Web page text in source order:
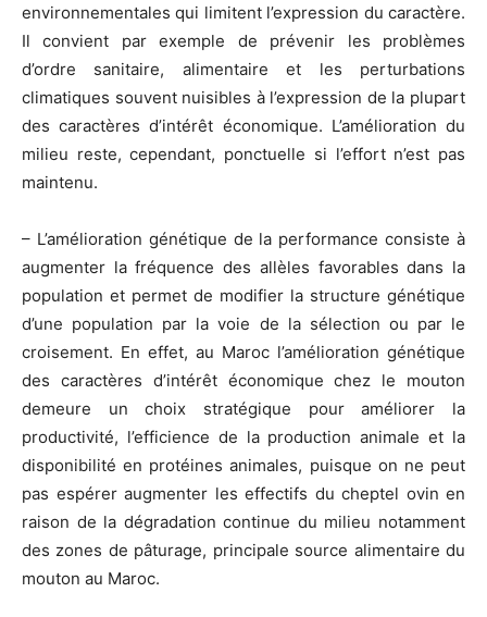
environnementales qui limitent l’expression du caractère.
Il convient par exemple de prévenir les problèmes
d’ordre sanitaire, alimentaire et les perturbations
climatiques souvent nuisibles à l’expression de la plupart
des caractères d’intérêt économique. L’amélioration du
milieu reste, cependant, ponctuelle si l’effort n’est pas
maintenu.
– L’amélioration génétique de la performance consiste à
augmenter la fréquence des allèles favorables dans la
population et permet de modifier la structure génétique
d’une population par la voie de la sélection ou par le
croisement. En effet, au Maroc l’amélioration génétique
des caractères d’intérêt économique chez le mouton
demeure un choix stratégique pour améliorer la
productivité, l’efficience de la production animale et la
disponibilité en protéines animales, puisque on ne peut
pas espérer augmenter les effectifs du cheptel ovin en
raison de la dégradation continue du milieu notamment
des zones de pâturage, principale source alimentaire du
mouton au Maroc.